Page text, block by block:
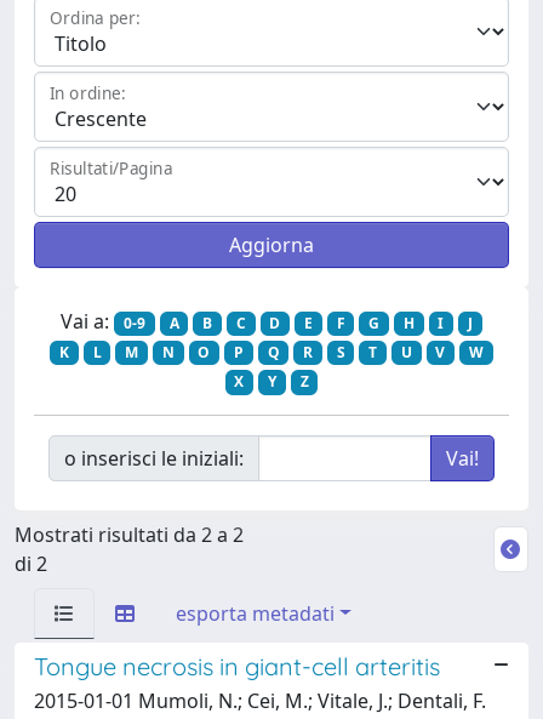
Ordina per:
In ordine:
Risultati/Pagina
Vai a: 0-9 A B C D E F G H I
J
K
L M N O P Q R S T U V
W
X
Y Z
o inserisci le iniziali:
Mostrati risultati da 2 a 2
di 2
esporta metadati
Tongue necrosis in giant-cell arteritis
2015-01-01 Mumoli, N.; Cei, M.; Vitale, J.; Dentali, F.